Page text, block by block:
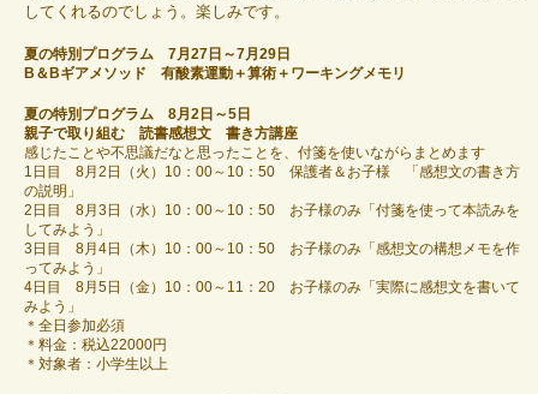
してくれるのでしょう。楽しみです。
夏の特別プログラム 7月27日～7月29日
B＆Bギアメソッド 有酸素運動＋算術＋ワーキングメモリ
夏の特別プログラム 8月2日～5日
親子で取り組む 読書感想文 書き方講座
感じたことや不思議だなと思ったことを、付箋を使いながらまとめます
1日目 8月2日（火）10：00～10：50 保護者＆お子様 「感想文の書き方
の説明」
2日目 8月3日（水）10：00～10：50 お子様のみ「付箋を使って本読みを
してみよう」
3日目 8月4日（木）10：00～10：50 お子様のみ「感想文の構想メモを作
ってみよう」
4日目 8月5日（金）10：00～11：20 お子様のみ「実際に感想文を書いて
みよう」
＊全日参加必須
＊料金：税込22000円
＊対象者：小学生以上